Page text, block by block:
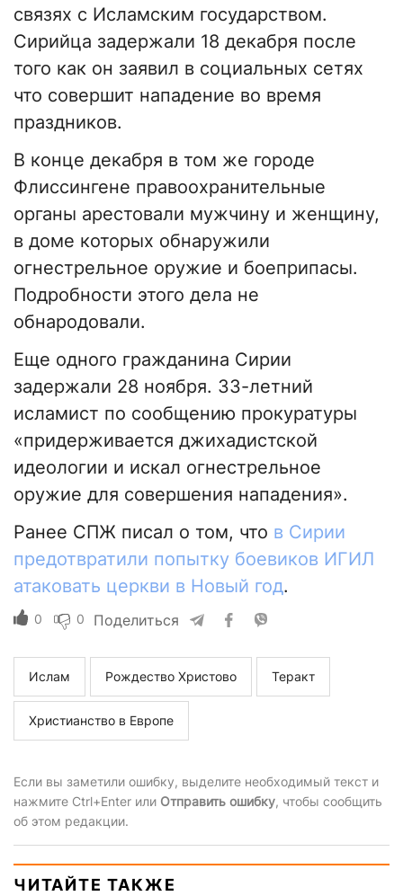
связях с Исламским государством.
Сирийца задержали 18 декабря после
того как он заявил в социальных сетях
что совершит нападение во время
праздников.
В конце декабря в том же городе
Флиссингене правоохранительные
органы арестовали мужчину и женщину,
в доме которых обнаружили
огнестрельное оружие и боеприпасы.
Подробности этого дела не
обнародовали.
Еще одного гражданина Сирии
задержали 28 ноября. 33-летний
исламист по сообщению прокуратуры
«придерживается джихадистской
идеологии и искал огнестрельное
оружие для совершения нападения».
Ранее СПЖ писал о том, что в Сирии
предотвратили попытку боевиков ИГИЛ
атаковать церкви в Новый год.
0 0 Поделиться
Ислам Рождество Христово Теракт
Христианство в Европе
Если вы заметили ошибку, выделите необходимый текст и
нажмите Ctrl+Enter или Отправить ошибку, чтобы сообщить
об этом редакции.
ЧИТАЙТЕ ТАКЖЕ